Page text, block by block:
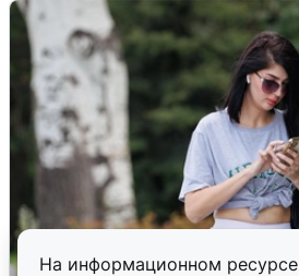
На информационном